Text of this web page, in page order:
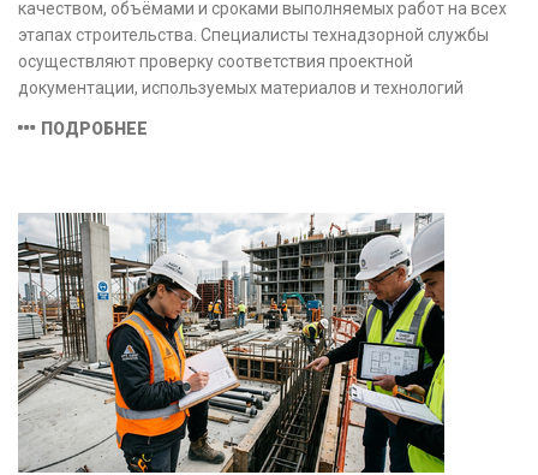
качеством, объёмами и сроками выполняемых работ на всех
этапах строительства. Специалисты технадзорной службы
осуществляют проверку соответствия проектной
документации, используемых материалов и технологий
безопасность и надёжность объекта.
ПОДРОБНЕЕ